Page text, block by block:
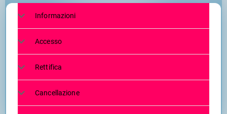
Informazioni
Accesso
Rettifica
Cancellazione